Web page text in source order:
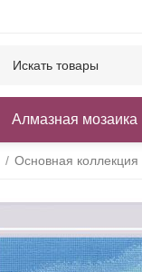
Алмазная мозаика
/ Основная коллекция